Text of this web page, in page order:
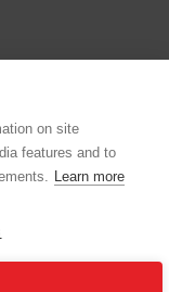
direitos reservados.
on site
features and to
Learn more